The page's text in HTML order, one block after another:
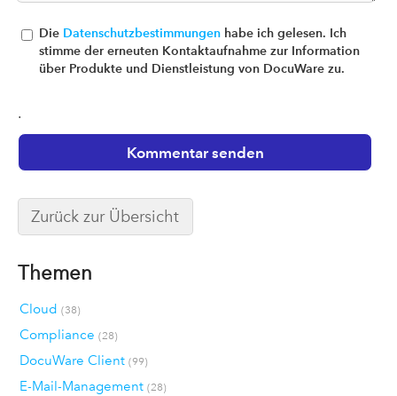
Die Datenschutzbestimmungen habe ich gelesen. Ich
stimme der erneuten Kontaktaufnahme zur Information
über Produkte und Dienstleistung von DocuWare zu.
.
Zurück zur Übersicht
Themen
Cloud (38)
Compliance (28)
DocuWare Client (99)
E-Mail-Management (28)